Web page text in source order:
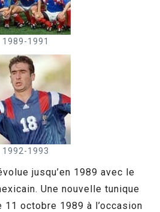
1989-1991
1992-1993
jusqu’en 1989 avec le
Une nouvelle tunique
octobre 1989 à l’occasion